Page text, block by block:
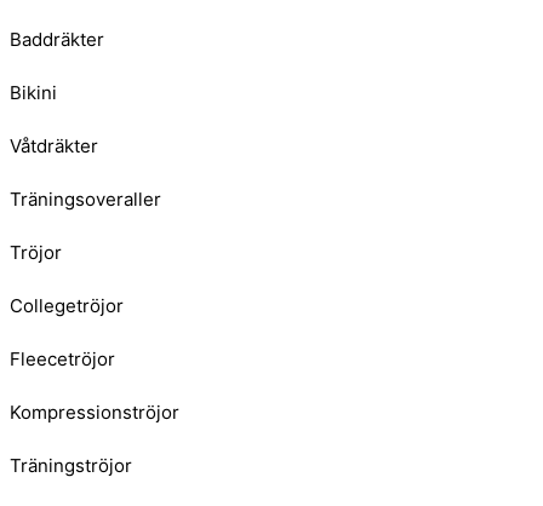
Baddräkter
Bikini
Våtdräkter
Träningsoveraller
Tröjor
Collegetröjor
Fleecetröjor
Kompressionströjor
Träningströjor